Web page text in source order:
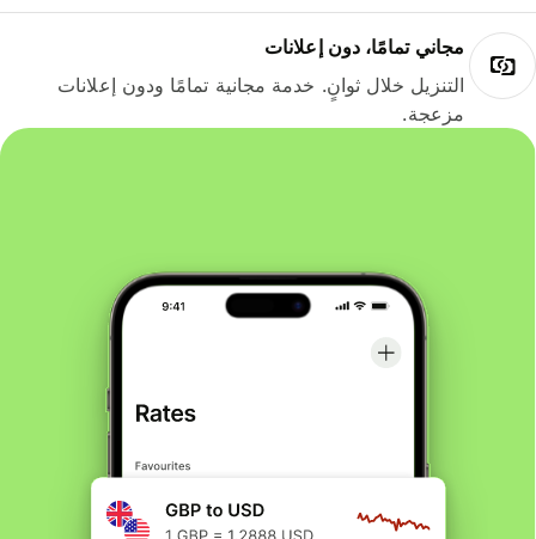
مجاني تمامًا، دون إعلانات
التنزيل خلال ثوانٍ. خدمة مجانية تمامًا ودون إعلانات
مزعجة.